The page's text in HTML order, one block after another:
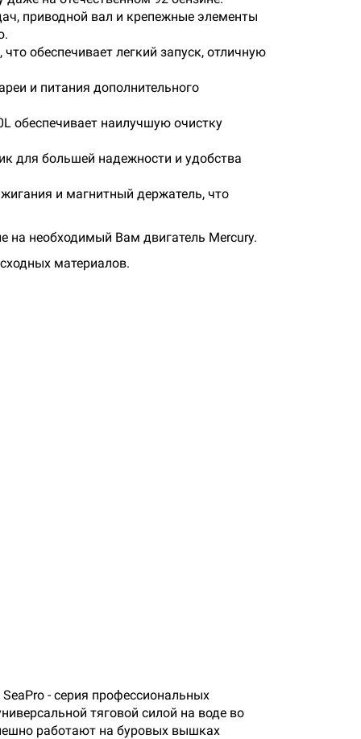
приводной вал и крепежные элементы
обеспечивает легкий запуск, отличную
и питания дополнительного
обеспечивает наилучшую очистку
для большей надежности и удобства
и магнитный держатель, что
на необходимый Вам двигатель Mercury.
материалов.
- cерия профессиональных
тяговой силой на воде во
работают на буровых вышках